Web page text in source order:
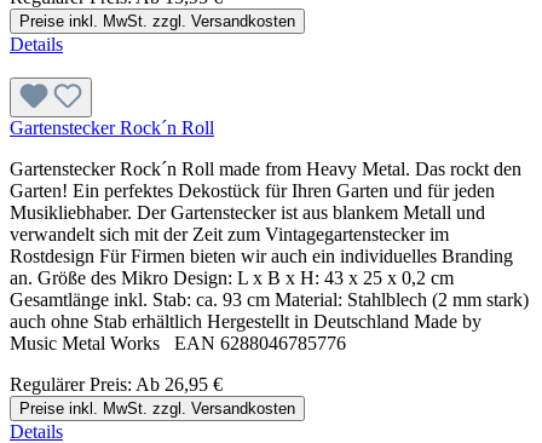
Preise inkl. MwSt. zzgl. Versandkosten
Details
Gartenstecker Rock´n Roll
Gartenstecker Rock´n Roll made from Heavy Metal. Das rockt den
Garten! Ein perfektes Dekostück für Ihren Garten und für jeden
Musikliebhaber. Der Gartenstecker ist aus blankem Metall und
verwandelt sich mit der Zeit zum Vintagegartenstecker im
Rostdesign Für Firmen bieten wir auch ein individuelles Branding
an. Größe des Mikro Design: L x B x H: 43 x 25 x 0,2 cm
Gesamtlänge inkl. Stab: ca. 93 cm Material: Stahlblech (2 mm stark)
auch ohne Stab erhältlich Hergestellt in Deutschland Made by
Music Metal Works EAN 6288046785776
Regulärer Preis: Ab 26,95 €
Preise inkl. MwSt. zzgl. Versandkosten
Details